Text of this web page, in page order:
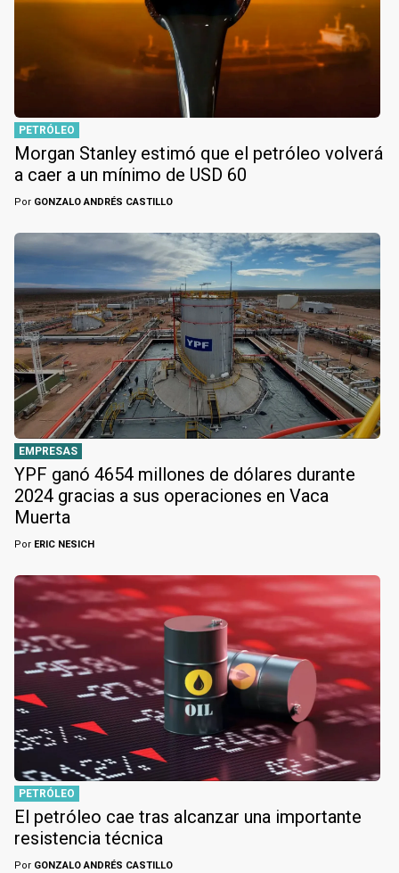
PETRÓLEO
Morgan Stanley estimó que el petróleo volverá
a caer a un mínimo de USD 60
Por GONZALO ANDRÉS CASTILLO
EMPRESAS
YPF ganó 4654 millones de dólares durante
2024 gracias a sus operaciones en Vaca
Muerta
Por ERIC NESICH
PETRÓLEO
El petróleo cae tras alcanzar una importante
resistencia técnica
Por GONZALO ANDRÉS CASTILLO